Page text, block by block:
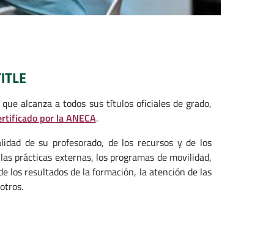
alcanza a todos sus títulos oficiales de grado,
por la ANECA.
de su profesorado, de los recursos y de los
prácticas externas, los programas de movilidad,
los resultados de la formación, la atención de las